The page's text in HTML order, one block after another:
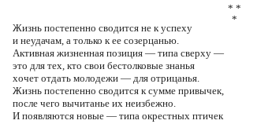
* *
*
Жизнь постепенно сводится не к успеху
и неудачам, а только к ее созерцанью.
Активная жизненная позиция — типа сверху —
это для тех, кто свои бестолковые знанья
хочет отдать молодежи — для отрицанья.
Жизнь постепенно сводится к сумме привычек,
после чего вычитанье их неизбежно.
И появляются новые — типа окрестных птичек